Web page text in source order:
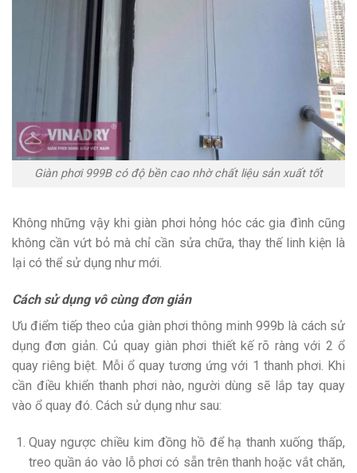
Giàn phơi 999B có độ bền cao nhờ chất liệu sản xuất tốt
Không những vậy khi giàn phơi hỏng hóc các gia đình cũng
không cần vứt bỏ mà chỉ cần sửa chữa, thay thế linh kiện là
lại có thể sử dụng như mới.
Cách sử dụng vô cùng đơn giản
Ưu điểm tiếp theo của giàn phơi thông minh 999b là cách sử
dụng đơn giản. Củ quay giàn phơi thiết kế rõ ràng với 2 ổ
quay riêng biệt. Mỗi ổ quay tương ứng với 1 thanh phơi. Khi
cần điều khiển thanh phơi nào, người dùng sẽ lắp tay quay
vào ổ quay đó. Cách sử dụng như sau:
Quay ngược chiều kim đồng hồ để hạ thanh xuống thấp,
treo quần áo vào lỗ phơi có sẵn trên thanh hoặc vắt chăn,